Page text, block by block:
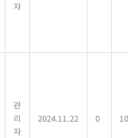
자
관
리
자
2024.11.22 0